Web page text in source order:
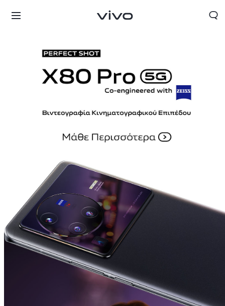
Greece | Επιλέξτε χώρα/περιοχή